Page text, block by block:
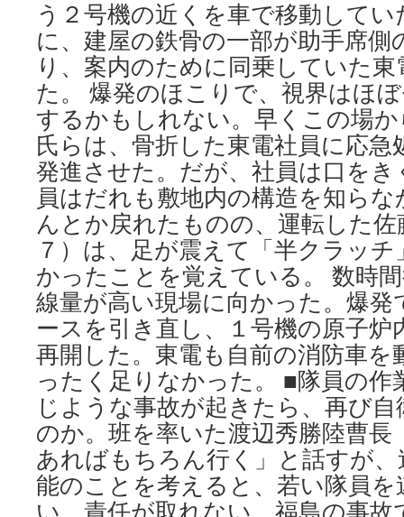
う２号機の近くを車で移動して
に、建屋の鉄骨の一部が助手席
り、案内のために同乗していた
た。 爆発のほこりで、視界はほ
するかもしれない。早くこの場
氏らは、骨折した東電社員に応急
発進させた。だが、社員は口を
員はだれも敷地内の構造を知ら
んとか戻れたものの、運転した
７）は、足が震えて「半クラッ
かったことを覚えている。 数時
線量が高い現場に向かった。爆発
ースを引き直し、１号機の原子
再開した。東電も自前の消防車
ったく足りなかった。 ■隊員の作
じような事故が起きたら、再び
のか。班を率いた渡辺秀勝陸曹長
あればもちろん行く」と話すが
能のことを考えると、若い隊員
い。責任が取れない。福島の事